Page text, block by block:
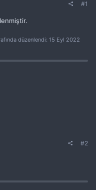
#1
düzenlendi: 15 Eyl 2022
#2